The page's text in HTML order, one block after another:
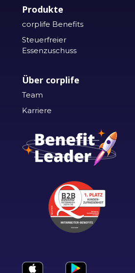
Produkte
corplife Benefits
Steuerfreier
Essenzuschuss
Über corplife
Team
Karriere